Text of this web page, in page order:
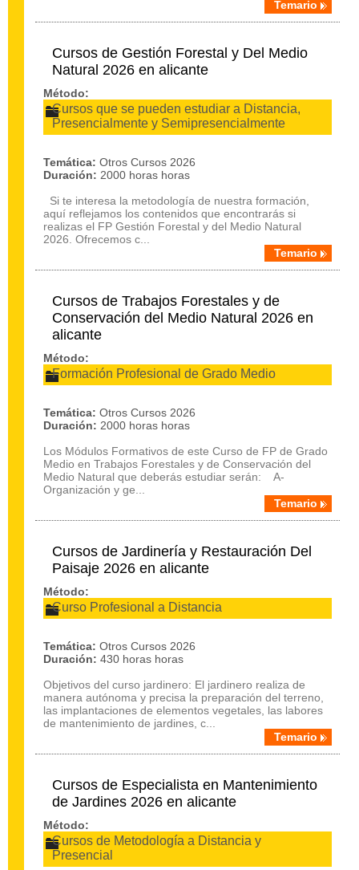
Temario
Cursos de Gestión Forestal y Del Medio
Natural 2026 en alicante
Método:
Cursos que se pueden estudiar a Distancia,
Presencialmente y Semipresencialmente
Temática: Otros Cursos 2026
Duración: 2000 horas horas
Si te interesa la metodología de nuestra formación,
aquí reflejamos los contenidos que encontrarás si
realizas el FP Gestión Forestal y del Medio Natural
2026. Ofrecemos c...
Temario
Cursos de Trabajos Forestales y de
Conservación del Medio Natural 2026 en
alicante
Método:
Formación Profesional de Grado Medio
Temática: Otros Cursos 2026
Duración: 2000 horas horas
Los Módulos Formativos de este Curso de FP de Grado
Medio en Trabajos Forestales y de Conservación del
Medio Natural que deberás estudiar serán: A-
Organización y ge...
Temario
Cursos de Jardinería y Restauración Del
Paisaje 2026 en alicante
Método:
Curso Profesional a Distancia
Temática: Otros Cursos 2026
Duración: 430 horas horas
Objetivos del curso jardinero: El jardinero realiza de
manera autónoma y precisa la preparación del terreno,
las implantaciones de elementos vegetales, las labores
de mantenimiento de jardines, c...
Temario
Cursos de Especialista en Mantenimiento
de Jardines 2026 en alicante
Método:
Cursos de Metodología a Distancia y
Presencial